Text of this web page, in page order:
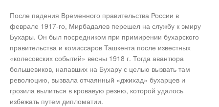
После падения Временного правительства России в
феврале 1917-го, Мирбадалев перешел на службу к эмиру
Бухары. Он был посредником при примирении бухарского
правительства и комиссаров Ташкента после известных
«колесовских событий» весны 1918 г. Тогда авантюра
большевиков, напавших на Бухару с целью вызвать там
революцию, вызвала отчаянный «джихад» бухарцев и
грозила вылиться в кровавую резню, которой удалось
избежать путем дипломатии.